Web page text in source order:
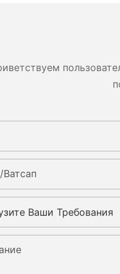
Ваши Требования